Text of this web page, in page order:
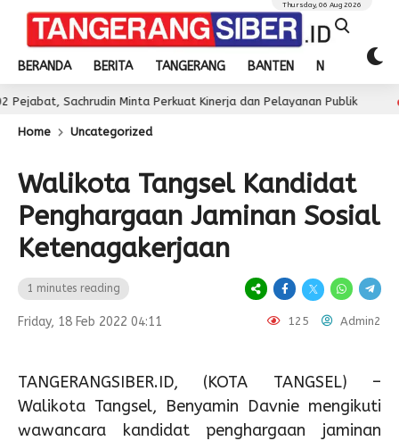
BERANDA BERITA TANGERANG BANTEN NASIONAL
Thursday, 06 Aug 2026
Minta Perkuat Kinerja dan Pelayanan Publik 2 day ago
Home Uncategorized
Walikota Tangsel Kandidat
Penghargaan Jaminan Sosial
Ketenagakerjaan
1 minutes reading
Friday, 18 Feb 2022 04:11 125 Admin2
TANGERANGSIBER.ID, (KOTA TANGSEL) –
Walikota Tangsel, Benyamin Davnie mengikuti
wawancara kandidat penghargaan jaminan